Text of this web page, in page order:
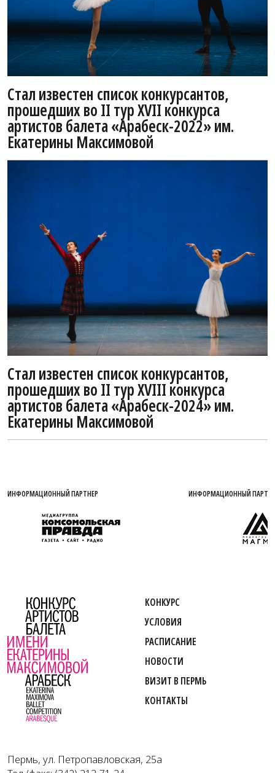
Стал известен список конкурсантов,
прошедших во II тур XVII конкурса
артистов балета «Арабеск-2022» им.
Екатерины Максимовой
Стал известен список конкурсантов,
прошедших во II тур XVIII конкурса
артистов балета «Арабеск-2024» им.
Екатерины Максимовой
ИНФОРМАЦИОННЫЙ ПАРТНЕР ИНФОРМАЦИОННЫЙ
Пермь, ул. Петропавловская, 25а
КОНКУРС
УСЛОВИЯ
РАСПИСАНИЕ
НОВОСТИ
ВИЗИТ В ПЕРМЬ
КОНТАКТЫ